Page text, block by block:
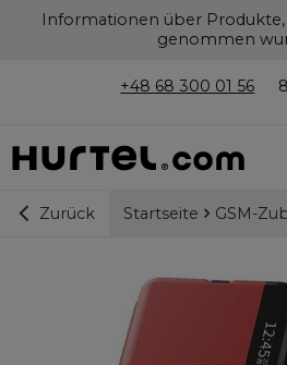
Informationen über Produkte,
genommen
+48 68 300 01 56
Zurück Startseite GSM-